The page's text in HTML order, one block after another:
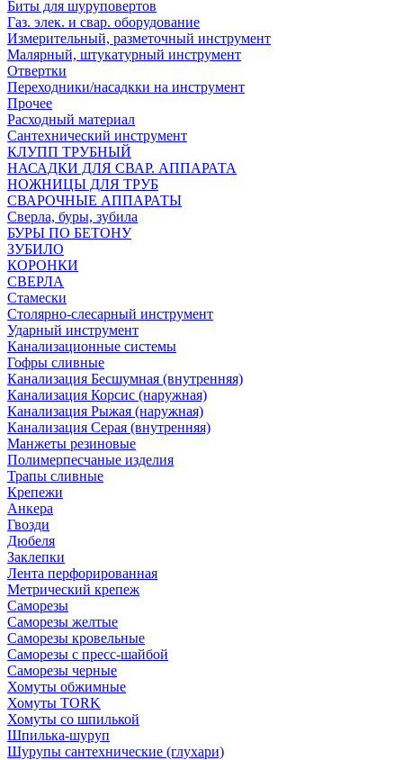
Биты для шуруповертов
Газ. элек. и свар. оборудование
Измерительный, разметочный инструмент
Малярный, штукатурный инструмент
Отвертки
Переходники/насадкки на инструмент
Прочее
Расходный материал
Сантехнический инструмент
КЛУПП ТРУБНЫЙ
НАСАДКИ ДЛЯ СВАР. АППАРАТА
НОЖНИЦЫ ДЛЯ ТРУБ
СВАРОЧНЫЕ АППАРАТЫ
Сверла, буры, зубила
БУРЫ ПО БЕТОНУ
ЗУБИЛО
КОРОНКИ
СВЕРЛА
Стамески
Столярно-слесарный инструмент
Ударный инструмент
Канализационные системы
Гофры сливные
Канализация Бесшумная (внутренняя)
Канализация Корсис (наружная)
Канализация Рыжая (наружная)
Канализация Серая (внутренняя)
Манжеты резиновые
Полимерпесчаные изделия
Трапы сливные
Крепежи
Анкера
Гвозди
Дюбеля
Заклепки
Лента перфорированная
Метрический крепеж
Саморезы
Саморезы желтые
Саморезы кровельные
Саморезы с пресс-шайбой
Саморезы черные
Хомуты обжимные
Хомуты TORK
Хомуты со шпилькой
Шпилька-шуруп
Шурупы сантехнические (глухари)